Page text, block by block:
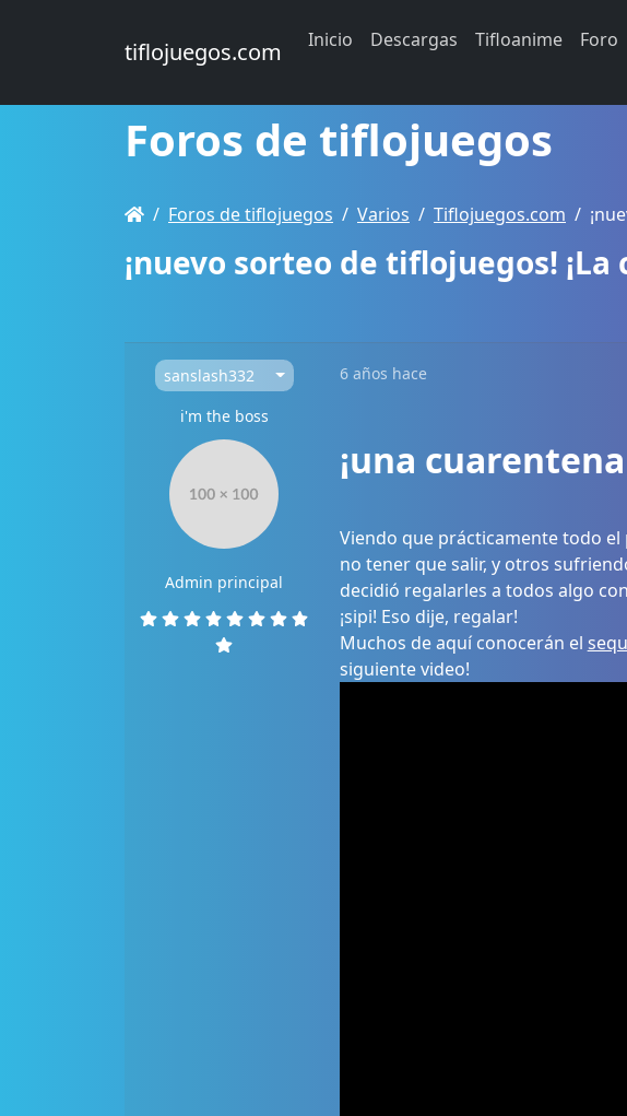
tiflojuegos.com Inicio Descargas Tifloanime Foro
Foros de tiflojuegos
Foros de tiflojuegos Varios Tiflojuegos.com
¡nuevo sorteo de tiflojuegos!
sanslash332
i'm the boss
6 años hace
Admin principal
¡una
Viendo que prácticamente todo
no tener que salir, y otros
decidió regalarles a todos algo
¡sipi! Eso dije, regalar!
Muchos de aquí conocerán el
siguiente video!